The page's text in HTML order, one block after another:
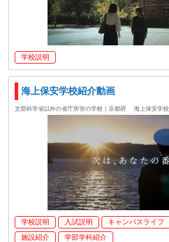
学校説明
海上保安学校紹介動画
文部科学省以外の省庁所管の学校｜京都府 海上保安学校
学校説明 入試説明 キャンパスライフ
施設紹介
学部学科紹介